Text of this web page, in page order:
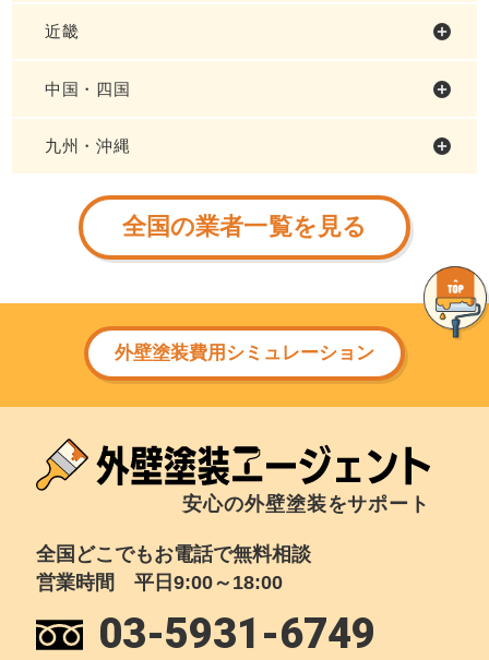
近畿
中国・四国
九州・沖縄
全国の業者一覧を見る
外壁塗装費用シミュレーション
安心の外壁塗装をサポート
全国どこでもお電話で無料相談
営業時間 平日9:00～18:00
03-5931-6749